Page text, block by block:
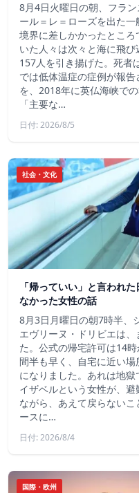
8月4日火曜日の朝、フラ
ール＝レ＝ローズを出た
境界に差しかかったとこ
いた人々は次々と海に飛
157人を引き揚げた。死者
では低体温症の症例が報
を、2018年に英仏海峡で
「主要な…
日付: 2026/8/5
社会・文化
「帰っていい」と言われ
なかった女性の話
8月3日月曜日の朝7時半、
エヴリーヌ・ドリビエは
た。公式の帰宅許可は14
間半も早く、自宅に近い
になりました。あれは地
イザベルという女性が、
ながら、あえて戻らない
ースに…
日付: 2026/8/4
国際・欧州